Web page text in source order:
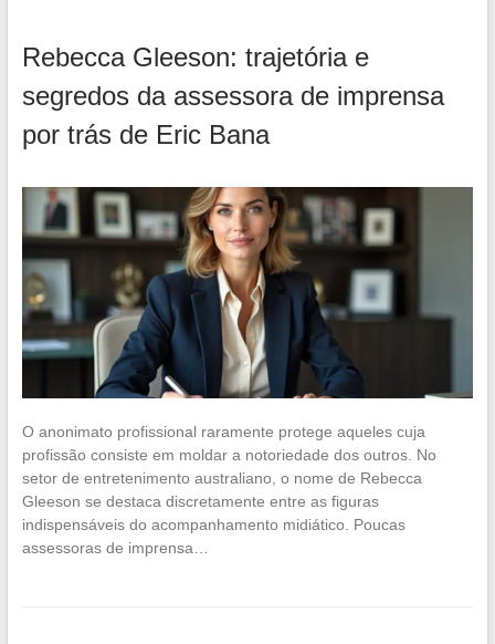
Rebecca Gleeson: trajetória e
segredos da assessora de imprensa
por trás de Eric Bana
O anonimato profissional raramente protege aqueles cuja
profissão consiste em moldar a notoriedade dos outros. No
setor de entretenimento australiano, o nome de Rebecca
Gleeson se destaca discretamente entre as figuras
indispensáveis do acompanhamento midiático. Poucas
assessoras de imprensa…